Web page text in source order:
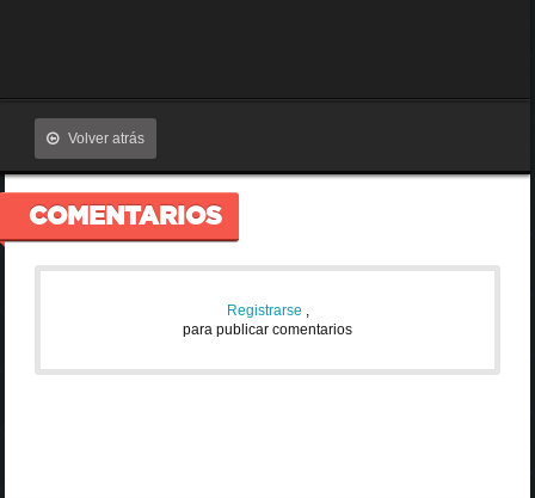
Volver atrás
COMENTARIOS
Registrarse ,
para publicar comentarios